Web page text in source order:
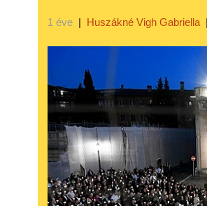
1 éve | Huszákné Vigh Gabriella